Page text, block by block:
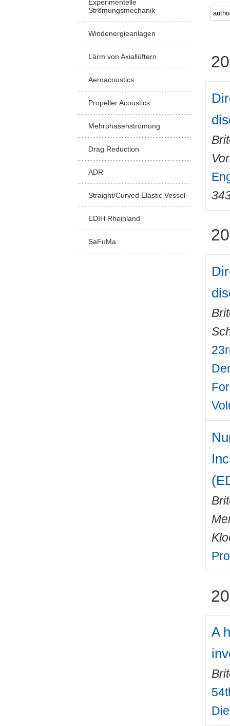
Experimentelle
Strömungsmechanik
Windenergieanlagen
Lärm von Axiallüftern
Aeroacoustics
Propeller Acoustics
Mehrphasenströmung
Drag Reduction
ADR
Straight/Curved Elastic Vessel
EDIH Rheinland
SaFuMa
A